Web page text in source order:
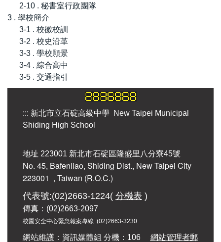
2-10 . 秘書室行政團隊
3 . 學校簡介
3-1 . 校徽校訓
3-2 . 校史沿革
3-3 . 學校願景
3-4 . 綜合高中
3-5 . 交通指引
::: 新北市立石碇高級中學 New Taipei Municipal
Shiding High School
地址 223001 新北市石碇區隆盛里八分寮45號
No. 45, Bafenliao, Shiding Dist., New Taipei City
223001 , Taiwan (R.O.C.)
代表號:(02)2663-1224( 分機表 )
傳真：(02)2663-2097
校園安全中心緊急報案專線 :(02)2663-3230
網站維護：資訊媒體組 分機：106 網站管理者郵